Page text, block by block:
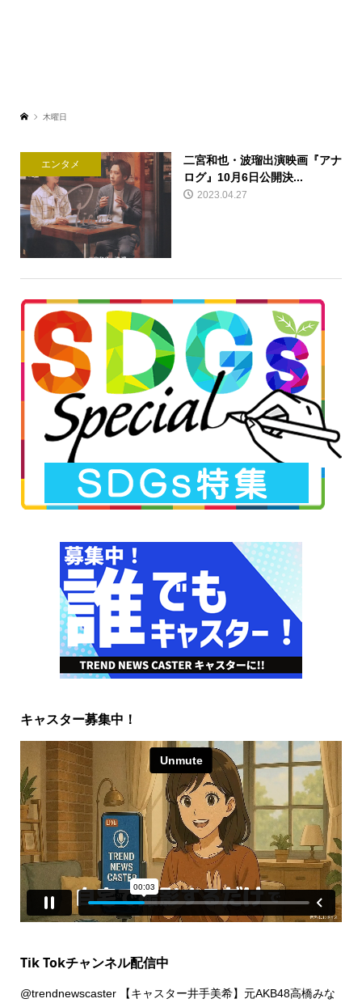
木曜日
エンタメ
二宮和也・波瑠出演映画『アナ
ログ』10月6日公開決...
2023.04.27
キャスター募集中！
Tik Tokチャンネル配信中
@trendnewscaster【キャスター井手美希】元AKB48高橋みな